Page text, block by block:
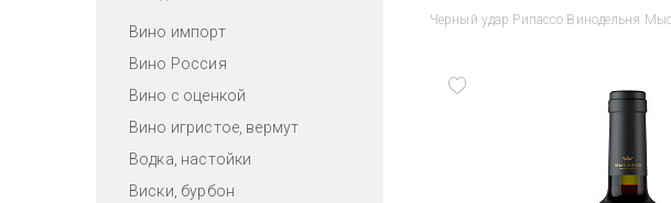
Вино импорт
Вино Россия
Вино с оценкой
Вино игристое, вермут
Водка, настойки
Виски, бурбон
Черный удар Рипассо Винодельня